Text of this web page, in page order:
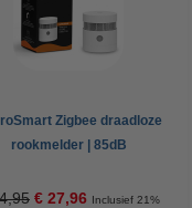
Zigbee draadloze
rookmelder | 85dB
€ 27,96 Inclusief 21%